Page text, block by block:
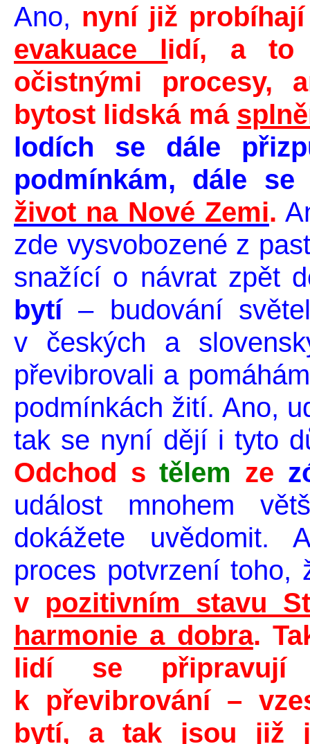
Ano, nyní již
evakuace lidí, a to
očistnými procesy,
bytost lidská má
lodích se dále
podmínkám, dále
život na Nové Zemi.
zde vysvobozené z
snažící o návrat zpět
bytí– budování
v českých a
převibrovali a
podmínkách žití. Ano,
tak se nyní dějí i tyto
Odchod s tělem ze
událost mnohem
dokážete uvědomit.
proces potvrzení
v pozitivním stavu
harmonie a dobra.
lidí se připravují
k převibrování –
bytí, a tak jsou již